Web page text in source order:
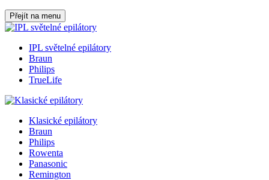
Přejít na menu
IPL světelné epilátory
Braun
Philips
TrueLife
Klasické epilátory
Braun
Philips
Rowenta
Panasonic
Remington